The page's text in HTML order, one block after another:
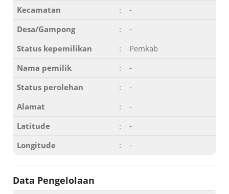
Kecamatan
:
-
Desa/Gampong
:
-
Status kepemilikan
:
Pemkab
Nama pemilik
:
-
Status perolehan
:
-
Alamat
:
-
Latitude
:
-
Longitude
: -
Data Pengelolaan